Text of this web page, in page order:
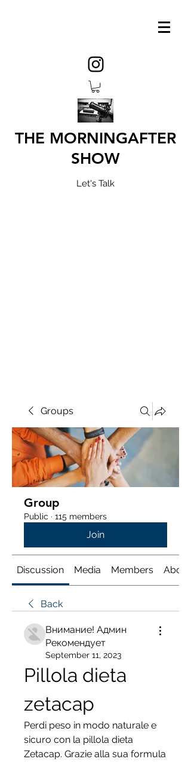
THE MORNINGAFTER
SHOW
Let's Talk
Groups
Group
Public · 115 members
Join
Discussion Media Members About
Back
Внимание! Админ
Рекомендует
September 11, 2023
Pillola dieta
zetacap
Perdi peso in modo naturale e
sicuro con la pillola dieta
Zetacap. Grazie alla sua formula